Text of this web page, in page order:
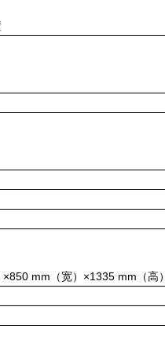
×850 mm （宽） ×1335 mm （高